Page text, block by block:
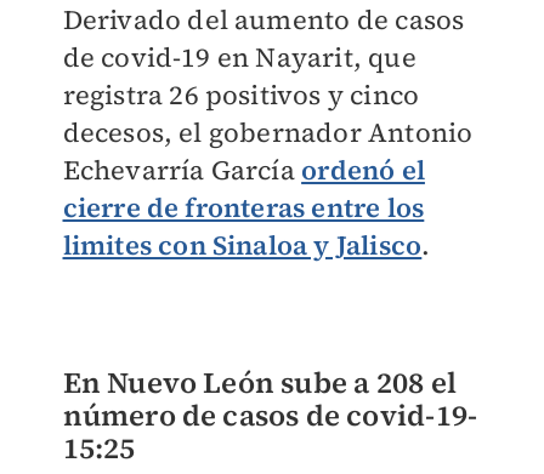
Derivado del aumento de casos
de covid-19 en Nayarit, que
registra 26 positivos y cinco
decesos, el gobernador Antonio
Echevarría García ordenó el
cierre de fronteras entre los
limites con Sinaloa y Jalisco.
En Nuevo León sube a 208 el
número de casos de covid-19-
15:25